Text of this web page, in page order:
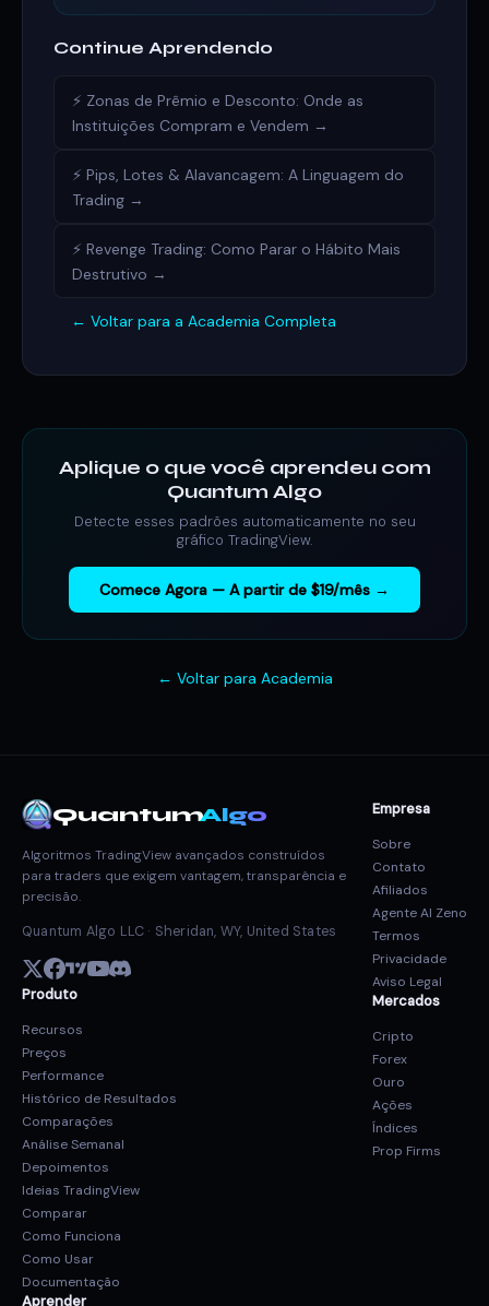
Continue Aprendendo
⚡ Zonas de Prêmio e Desconto: Onde as
Instituições Compram e Vendem →
⚡ Pips, Lotes & Alavancagem: A Linguagem do
Trading →
⚡ Revenge Trading: Como Parar o Hábito Mais
Destrutivo →
← Voltar para a Academia Completa
Aplique o que você aprendeu com
Quantum Algo
Detecte esses padrões automaticamente no seu
gráfico TradingView.
Comece Agora — A partir de $19/mês →
← Voltar para Academia
QuantumAlgo
Algoritmos TradingView avançados construídos
para traders que exigem vantagem, transparência e
precisão.
Quantum Algo LLC · Sheridan, WY, United States
Produto
Recursos
Preços
Performance
Histórico de Resultados
Comparações
Análise Semanal
Depoimentos
Ideias TradingView
Comparar
Como Funciona
Como Usar
Documentação
Aprender
Empresa
Sobre
Contato
Afiliados
Agente AI Zeno
Termos
Privacidade
Aviso Legal
Mercados
Cripto
Forex
Ouro
Ações
Índices
Prop Firms